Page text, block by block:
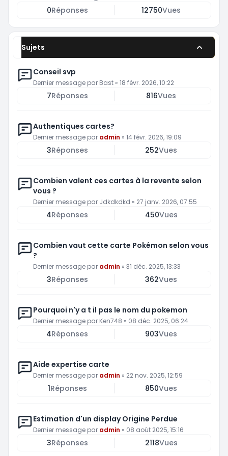
0Réponses 12750Vues
Sujets
Conseil svp
Dernier message par Bast » 18 févr. 2026, 10:22
7Réponses 816Vues
Authentiques cartes?
Dernier message par admin » 14 févr. 2026, 19:09
3Réponses 252Vues
Combien valent ces cartes à la revente selon
vous ?
Dernier message par Jdkdkdkd » 27 janv. 2026, 07:55
4Réponses 450Vues
Combien vaut cette carte Pokémon selon vous
?
Dernier message par admin » 31 déc. 2025, 13:33
3Réponses 362Vues
Pourquoi n'y a t il pas le nom du pokemon
Dernier message par Ken748 » 08 déc. 2025, 06:24
4Réponses 903Vues
Aide expertise carte
Dernier message par admin » 22 nov. 2025, 12:59
1Réponses 850Vues
Estimation d'un display Origine Perdue
Dernier message par admin » 08 août 2025, 15:16
3Réponses 2118Vues